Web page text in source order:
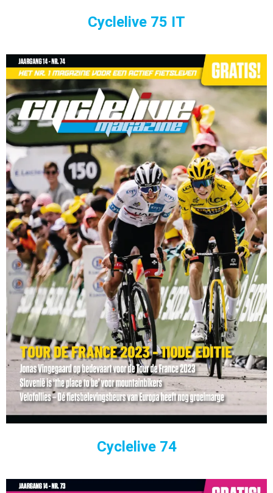
Cyclelive 75 IT
Cyclelive 74